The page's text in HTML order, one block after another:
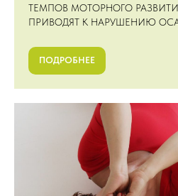
ТЕМПОВ МОТОРНОГО
ПРИВОДЯТ К НАРУШЕНИЮ
ПОДРОБНЕЕ